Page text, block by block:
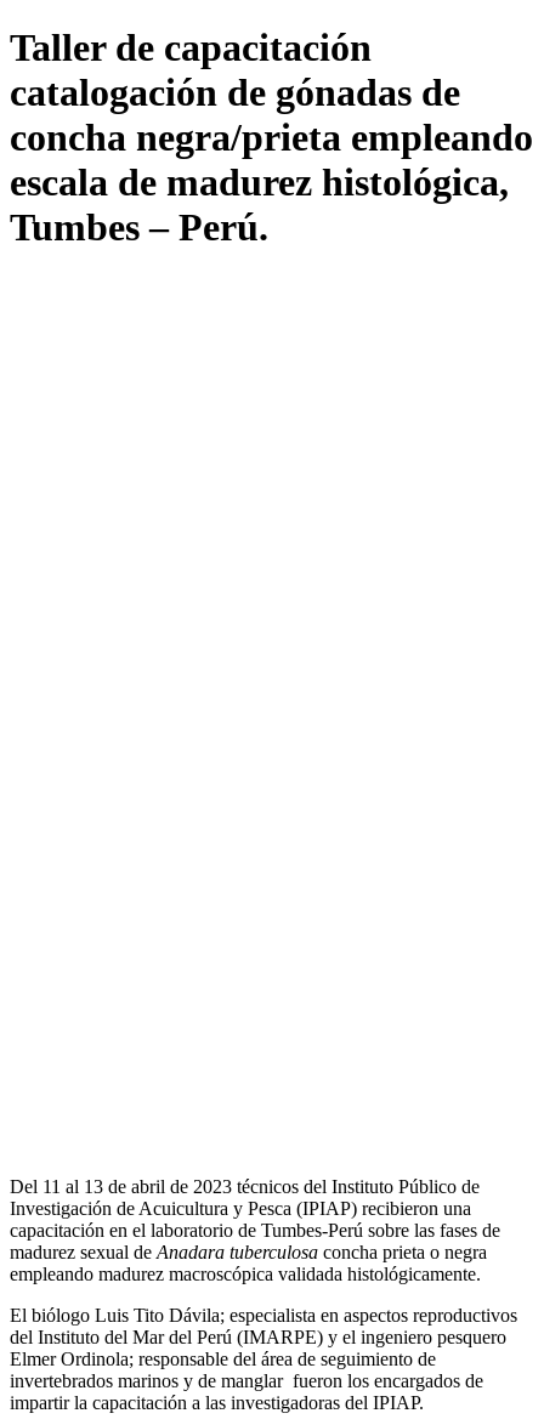
Taller de capacitación
catalogación de gónadas de
concha negra/prieta empleando
escala de madurez histológica,
Tumbes – Perú.
Del 11 al 13 de abril de 2023 técnicos del Instituto Público de
Investigación de Acuicultura y Pesca (IPIAP) recibieron una
capacitación en el laboratorio de Tumbes-Perú sobre las fases de
madurez sexual de Anadara tuberculosa concha prieta o negra
empleando madurez macroscópica validada histológicamente.
El biólogo Luis Tito Dávila; especialista en aspectos reproductivos
del Instituto del Mar del Perú (IMARPE) y el ingeniero pesquero
Elmer Ordinola; responsable del área de seguimiento de
invertebrados marinos y de manglar fueron los encargados de
impartir la capacitación a las investigadoras del IPIAP.